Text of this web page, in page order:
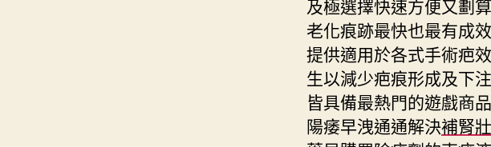
及極選擇快速方便又劃算
老化痕跡最快也最有成效
提供適用於各式手術疤
生以減少疤痕形成及下
皆具備最熱門的遊戲商
陽痿早洩通通解決補腎